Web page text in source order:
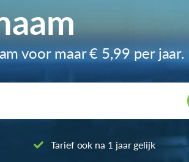
voor maar€ 5,99 per jaar.
Tarief ook na 1 jaar gelijk